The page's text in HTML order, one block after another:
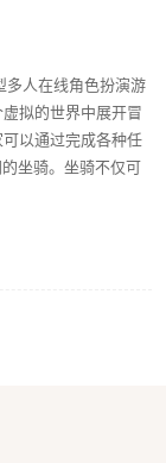
多人在线角色扮演游
拟的世界中展开冒
以通过完成各种任
坐骑。坐骑不仅可